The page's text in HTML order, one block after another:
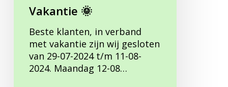
Vakantie 🌞
Beste klanten, in verband
met vakantie zijn wij gesloten
van 29-07-2024 t/m 11-08-
2024. Maandag 12-08…